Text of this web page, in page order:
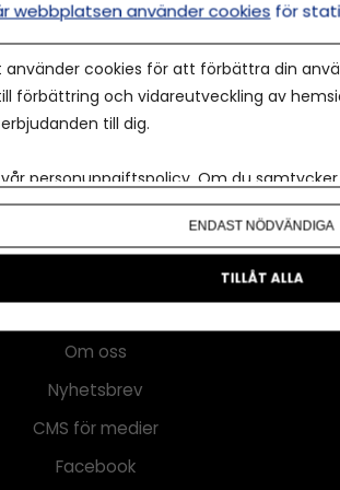
Om cookies
Policy för AI
Om oss
Nyhetsbrev
CMS för medier
Facebook
webbplatsen använder cookies för
använder cookies för att förbättra din
förbättring och vidareutveckling av
till dig.
personuppgiftspolicy. Om du
ändra ditt val i efterhand hittar du den
ENDAST NÖDVÄNDIGA
TILLÅT ALLA